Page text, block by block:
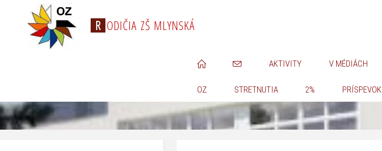
R ODIČIA ZŠ MLYNSKÁ
AKTIVITY V MÉDIÁCH
OZ STRETNUTIA 2% PRÍSPEVOK